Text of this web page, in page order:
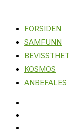
FORSIDEN
SAMFUNN
BEVISSTHET
KOSMOS
ANBEFALES